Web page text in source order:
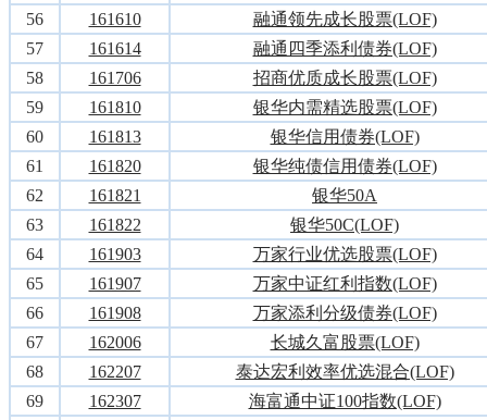
56
161610
融通领先成长股票(LOF)
57
161614
融通四季添利债券(LOF)
58
161706
招商优质成长股票(LOF)
59
161810
银华内需精选股票(LOF)
60
161813
银华信用债券(LOF)
61
161820
银华纯债信用债券(LOF)
62
161821
银华50A
63
161822
银华50C(LOF)
64
161903
万家行业优选股票(LOF)
65
161907
万家中证红利指数(LOF)
66
161908
万家添利分级债券(LOF)
67
162006
长城久富股票(LOF)
68
162207
泰达宏利效率优选混合(LOF)
69
162307
海富通中证100指数(LOF)